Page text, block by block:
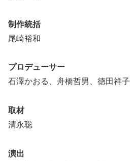
制作統括
尾崎裕和
プロデューサー
石澤かおる、舟橋哲男、徳田祥子
取材
清永聡
演出